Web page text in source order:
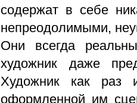
содержат в себе
непреодолимыми,
Они всегда
художник даже
Художник как раз
оформленной им